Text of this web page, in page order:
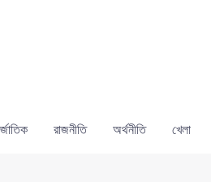
রাজনীতি অর্থনীতি খেলা